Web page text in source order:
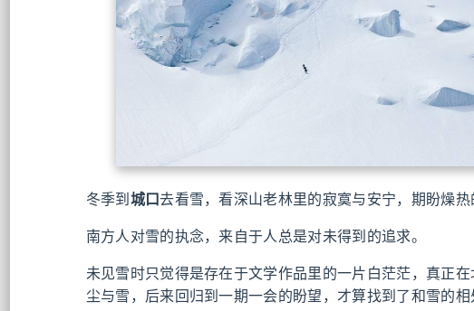
冬季到 城口去看雪，看深山老林里的寂寞与安宁，期盼燥热
南方人对雪的执念，来自于人总是对未得到的追求。
未见雪时只觉得是存在于文学作品里的一片白茫茫，真正
尘与雪，后来回归到一期一会的盼望，才算找到了和雪的相